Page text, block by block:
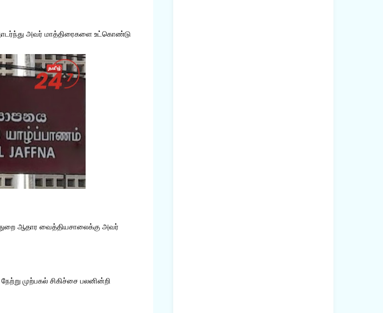
அவர் மாத்திரைகளை உட்கொண்டு
ஆதார வைத்தியசாலைக்கு அவர்
முற்பகல் சிகிச்சை பலனின்றி